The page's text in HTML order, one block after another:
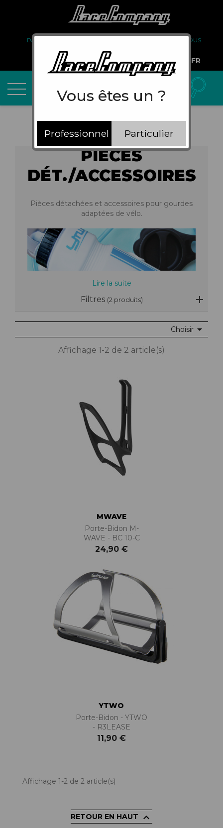
PARTENARIAT
À PROPOS DE NOUS
COMPTE PRO
FR
PIÈCES
DÉT./ACCESSOIRES
Pièces détachées et accessoires pour gourdes
adaptées de vélo.
Lire la suite
Filtres (2 produits)
Choisir 
Affichage 1-2 de 2 article(s)
MWAVE
Porte-Bidon M-
WAVE - BC 10-C
24,90 €
YTWO
Porte-Bidon - YTWO
- R3LEASE
11,90 €
Affichage 1-2 de 2 article(s)
RETOUR EN HAUT 
Vous êtes un ?
Professionnel Particulier